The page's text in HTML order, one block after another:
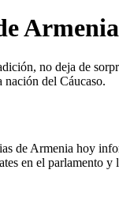
no deja de
nación del Cáucaso.
de Armenia hoy
en el parlamento